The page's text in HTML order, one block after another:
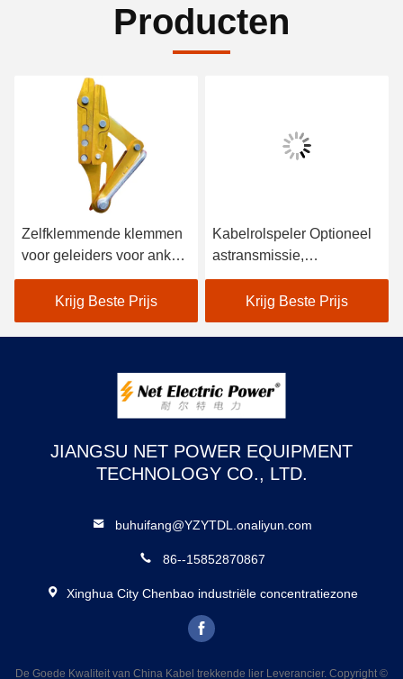
Producten
Zelfklemmende klemmen
voor geleiders voor ankers
en voor het spannen van
geleidersKrijg Beste Prijs
Kabelrolspeler Optioneel
astransmissie,
gordeltransmissie
Krijg Beste Prijs
JIANGSU NET POWER EQUIPMENT
TECHNOLOGY CO., LTD.
buhuifang@YZYTDL.onaliyun.com
86--15852870867
Xinghua City Chenbao industriële concentratiezone
De Goede Kwaliteit van China Kabel trekkende lier Leverancier. Copyright ©